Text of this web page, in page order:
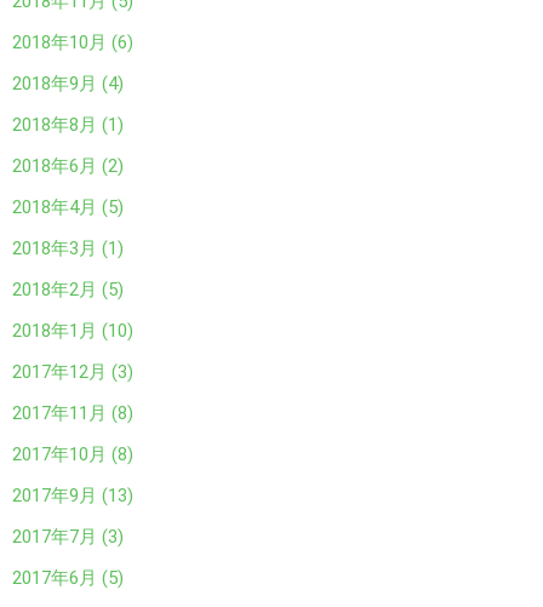
2018年10月 (6)
2018年9月 (4)
2018年8月 (1)
2018年6月 (2)
2018年4月 (5)
2018年3月 (1)
2018年2月 (5)
2018年1月 (10)
2017年12月 (3)
2017年11月 (8)
2017年10月 (8)
2017年9月 (13)
2017年7月 (3)
2017年6月 (5)